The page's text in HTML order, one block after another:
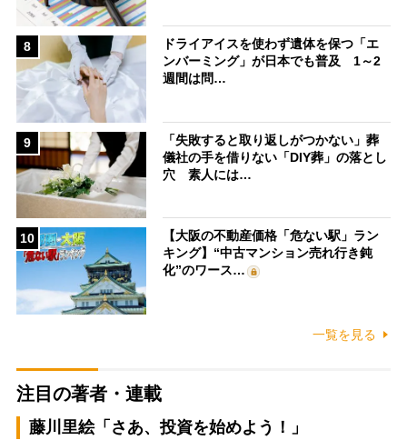
8
ドライアイスを使わず遺体を保つ「エ
ンバーミング」が日本でも普及 1～2
週間は問…
9
「失敗すると取り返しがつかない」葬
儀社の手を借りない「DIY葬」の落とし
穴 素人には…
10
【大阪の不動産価格「危ない駅」ラン
キング】“中古マンション売れ行き鈍
化”のワース…
一覧を見る
注目の著者・連載
藤川里絵「さあ、投資を始めよう！」